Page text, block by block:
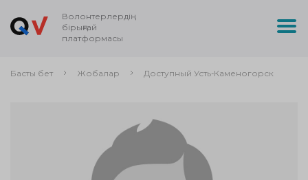
Волонтерлердің
бірыңғай
платформасы
Басты бет Жобалар Доступный Усть-Каменогорск